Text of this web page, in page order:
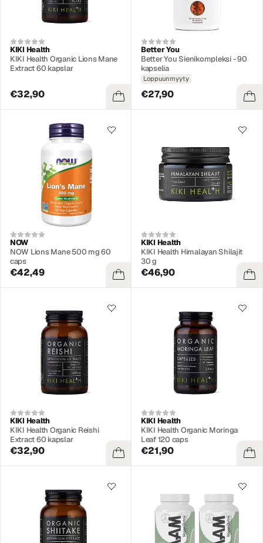
KIKI Health
KIKI Health Organic Lions Mane
Extract 60 kapslar
€32,90
Better You
Better You Sienikompleksi - 90
kapselia
Loppuunmyyty
€27,90
NOW
NOW Lions Mane 500 mg 60
caps
€42,49
KIKI Health
KIKI Health Himalayan Shilajit
30 g
€46,90
KIKI Health
KIKI Health Organic Reishi
Extract 60 kapslar
€32,90
KIKI Health
KIKI Health Organic Moringa
Leaf 120 caps
€21,90